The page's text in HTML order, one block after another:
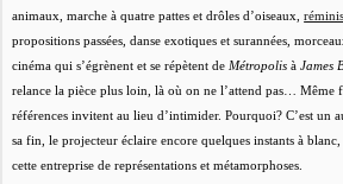
animaux, marche à quatre pattes et drôles d’oiseaux,
propositions passées, danse exotiques et surannées,
cinéma qui s’égrènent et se répètent de Métropolis àJames
relance la pièce plus loin, là où on ne l’attend pas… Même
références invitent au lieu d’intimider. Pourquoi? C’est un
sa fin, le projecteur éclaire encore quelques instants à
cette entreprise de représentations et métamorphoses.